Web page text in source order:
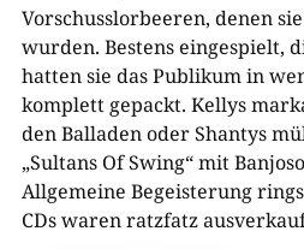
Vorschusslorbeeren, denen
wurden. Bestens eingespielt,
hatten sie das Publikum in
komplett gepackt. Kellys
den Balladen oder Shantys
„Sultans Of Swing“ mit
Allgemeine Begeisterung
CDs waren ratzfatz